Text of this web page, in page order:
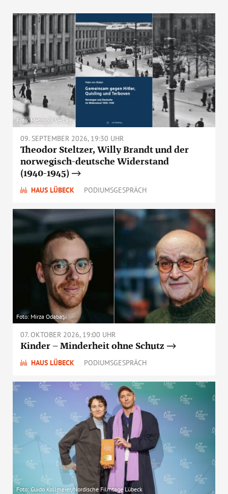
Foto: Metropol Verlag
09. SEPTEMBER 2026, 19:30 UHR
Theodor Steltzer, Willy Brandt und der
norwegisch-deutsche Widerstand
(1940-1945)
HAUS LÜBECK PODIUMSGESPRÄCH
Foto: Mirza Odabaşı
07. OKTOBER 2026, 19:00 UHR
Kinder – Minderheit ohne Schutz
HAUS LÜBECK PODIUMSGESPRÄCH
Foto: Guido Kollmeier/Nordische Filmtage Lübeck